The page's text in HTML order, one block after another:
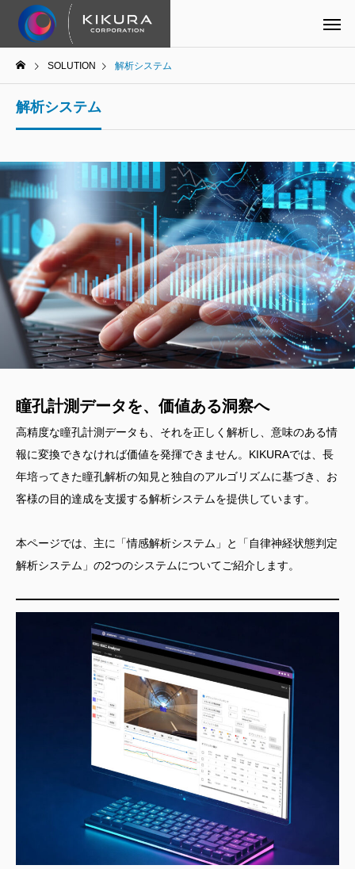
SOLUTION 解析システム
解析システム
瞳孔計測データを、価値ある洞察へ
高精度な瞳孔計測データも、それを正しく解析し、意味のある情
報に変換できなければ価値を発揮できません。KIKURAでは、長
年培ってきた瞳孔解析の知見と独自のアルゴリズムに基づき、お
客様の目的達成を支援する解析システムを提供しています。
本ページでは、主に「情感解析システム」と「自律神経状態判定
解析システム」の2つのシステムについてご紹介します。